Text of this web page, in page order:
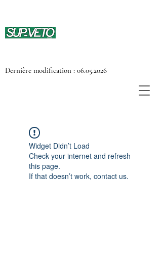
Dernière modification : 06.05.2026
Widget Didn’t Load
Check your internet and refresh
this page.
If that doesn’t work, contact us.